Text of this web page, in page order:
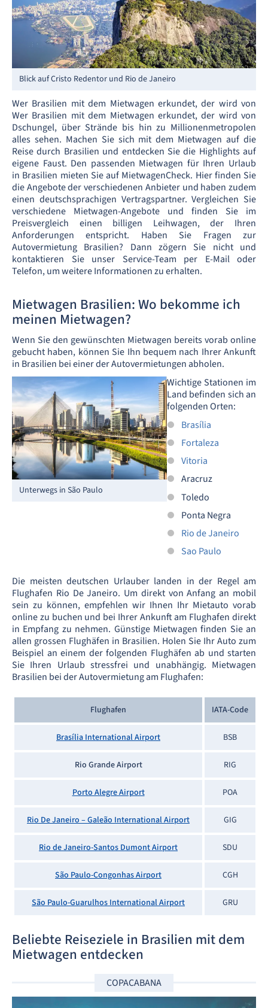
Blick auf Cristo Redentor und Rio de Janeiro
Wer Brasilien mit dem Mietwagen erkundet, der wird von
Wer Brasilien mit dem Mietwagen erkundet, der wird von
Dschungel, über Strände bis hin zu Millionenmetropolen
alles sehen. Machen Sie sich mit dem Mietwagen auf die
Reise durch Brasilien und entdecken Sie die Highlights auf
eigene Faust. Den passenden Mietwagen für Ihren Urlaub
in Brasilien mieten Sie auf MietwagenCheck. Hier finden Sie
die Angebote der verschiedenen Anbieter und haben zudem
einen deutschsprachigen Vertragspartner. Vergleichen Sie
verschiedene Mietwagen-Angebote und finden Sie im
Preisvergleich einen billigen Leihwagen, der Ihren
Anforderungen entspricht. Haben Sie Fragen zur
Autovermietung Brasilien? Dann zögern Sie nicht und
kontaktieren Sie unser Service-Team per E-Mail oder
Telefon, um weitere Informationen zu erhalten.
Mietwagen Brasilien: Wo bekomme ich
meinen Mietwagen?
Wenn Sie den gewünschten Mietwagen bereits vorab online
gebucht haben, können Sie Ihn bequem nach Ihrer Ankunft
in Brasilien bei einer der Autovermietungen abholen.
Unterwegs in São Paulo
Wichtige Stationen im
Land befinden sich an
folgenden Orten:
Brasília
Fortaleza
Vitoria
Aracruz
Toledo
Ponta Negra
Rio de Janeiro
Sao Paulo
Die meisten deutschen Urlauber landen in der Regel am
Flughafen Rio De Janeiro. Um direkt von Anfang an mobil
sein zu können, empfehlen wir Ihnen Ihr Mietauto vorab
online zu buchen und bei Ihrer Ankunft am Flughafen direkt
in Empfang zu nehmen. Günstige Mietwagen finden Sie an
allen grossen Flughäfen in Brasilien. Holen Sie Ihr Auto zum
Beispiel an einem der folgenden Flughäfen ab und starten
Sie Ihren Urlaub stressfrei und unabhängig. Mietwagen
Brasilien bei der Autovermietung am Flughafen:
Flughafen IATA-Code
Brasília International Airport BSB
Rio Grande Airport RIG
Porto Alegre Airport POA
Rio De Janeiro – Galeão International Airport GIG
Rio de Janeiro-Santos Dumont Airport SDU
São Paulo-Congonhas Airport CGH
São Paulo-Guarulhos International Airport GRU
Beliebte Reiseziele in Brasilien mit dem
Mietwagen entdecken
COPACABANA